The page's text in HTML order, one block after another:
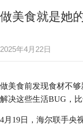
做美食就是她
2025年4月22日
做美食前发现食材不
解决这些生活BUG，
4月19日，海尔联手央